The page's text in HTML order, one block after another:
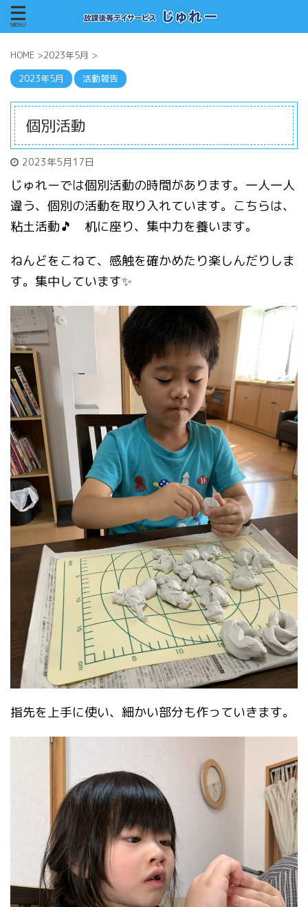
HOME >2023年5月 >
2023年5月
活動報告
個別活動
2023年5月17日
じゅれーでは個別活動の時間があります。一人一人
違う、個別の活動を取り入れています。こちらは、
粘土活動🎵 机に座り、集中力を養います。
ねんどをこねて、感触を確かめたり楽しんだりしま
す。集中しています✨
指先を上手に使い、細かい部分も作っていきます。